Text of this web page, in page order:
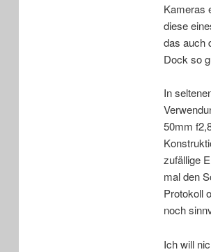
Kameras
diese
das auch
Dock so
In
50mm
zufällige
mal den
Protokoll
noch
Ich will